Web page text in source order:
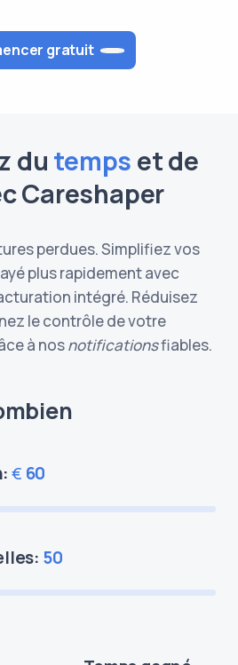
gratuit
du temps et de
Careshaper
perdues. Simplifiez vos
plus rapidement avec
intégré. Réduisez
le contrôle de votre
à nosnotificationsfiables.
€ 60
50